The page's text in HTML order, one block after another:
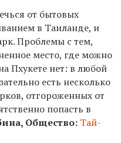
от бытовых
в Таиланде, и
Проблемы с тем,
место, где можно
Пхукете нет: в любой
есть несколько
отгороженных от
попасть в
Общество: Тай-